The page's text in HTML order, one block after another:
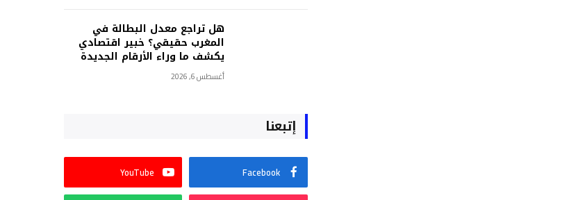
هل تراجع معدل البطالة في
المغرب حقيقي؟ خبير اقتصادي
يكشف ما وراء الأرقام الجديدة
أغسطس 6, 2026
إتبعنا
Facebook
YouTube